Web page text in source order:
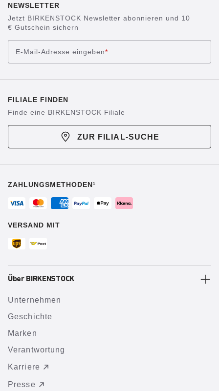
NEWSLETTER
Jetzt BIRKENSTOCK Newsletter abonnieren und 10
€ Gutschein sichern
E-Mail-Adresse eingeben*
FILIALE FINDEN
Finde eine BIRKENSTOCK Filiale
ZUR FILIAL-SUCHE
ZAHLUNGSMETHODEN¹
VERSAND MIT
Über BIRKENSTOCK
Unternehmen
Geschichte
Marken
Verantwortung
Karriere
Presse